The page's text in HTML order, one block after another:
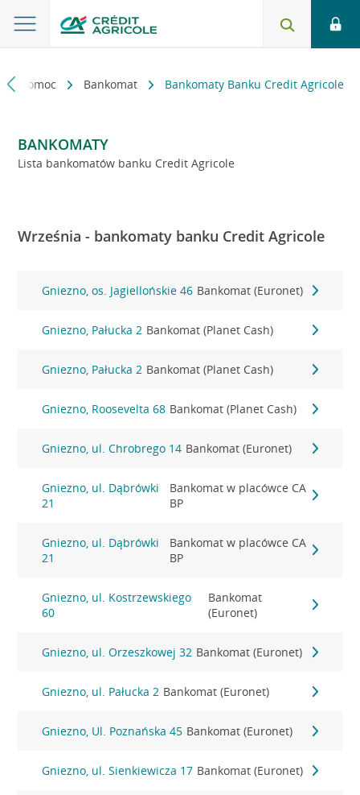
i pomoc Bankomat Bankomaty Banku Credit Agricole
BANKOMATY
Lista bankomatów banku Credit Agricole
Września - bankomaty banku Credit Agricole
Gniezno, os. Jagiellońskie 46 Bankomat (Euronet)
Gniezno, Pałucka 2 Bankomat (Planet Cash)
Gniezno, Pałucka 2 Bankomat (Planet Cash)
Gniezno, Roosevelta 68 Bankomat (Planet Cash)
Gniezno, ul. Chrobrego 14 Bankomat (Euronet)
Gniezno, ul. Dąbrówki
21
Bankomat w placówce CA
BP
Gniezno, ul. Dąbrówki
21
Bankomat w placówce CA
BP
Gniezno, ul. Kostrzewskiego
60
Bankomat
(Euronet)
Gniezno, ul. Orzeszkowej 32 Bankomat (Euronet)
Gniezno, ul. Pałucka 2 Bankomat (Euronet)
Gniezno, Ul. Poznańska 45 Bankomat (Euronet)
Gniezno, ul. Sienkiewicza 17 Bankomat (Euronet)